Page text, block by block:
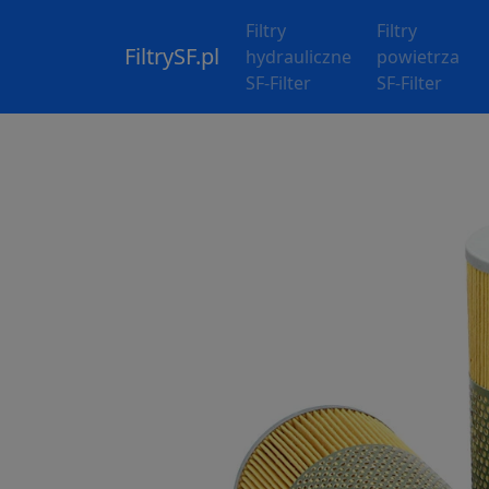
FiltrySF.pl
Filtry
hydrauliczne
SF-Filter
Filtry
powietrza
SF-Filter